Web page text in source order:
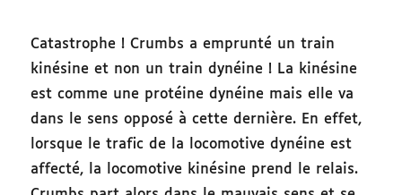
Catastrophe ! Crumbs a emprunté un train
kinésine et non un train dynéine ! La kinésine
est comme une protéine dynéine mais elle va
dans le sens opposé à cette dernière. En effet,
lorsque le trafic de la locomotive dynéine est
affecté, la locomotive kinésine prend le relais.